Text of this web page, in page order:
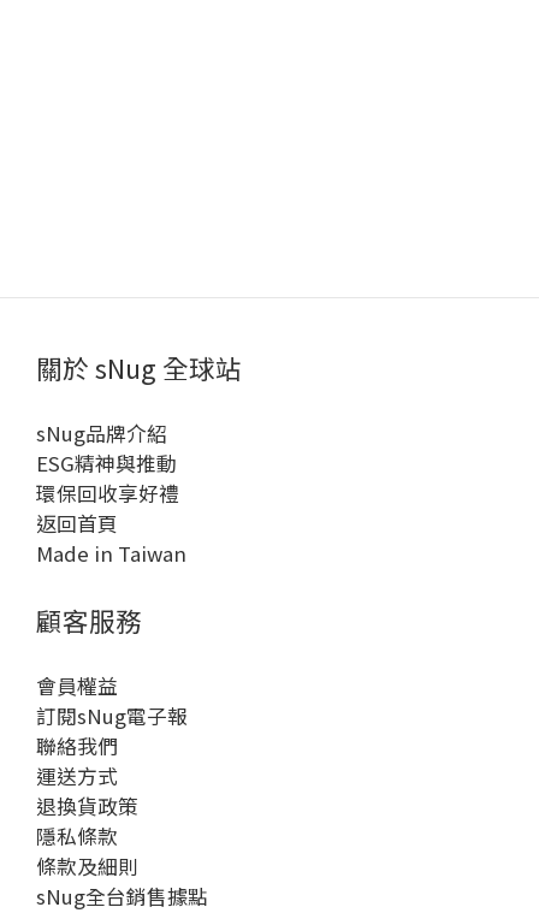
關於 sNug 全球站
sNug品牌介紹
ESG精神與推動
環保回收享好禮
返回首頁
Made in Taiwan
顧客服務
會員權益
訂閱sNug電子報
聯絡我們
運送方式
退換貨政策
隱私條款
條款及細則
sNug全台銷售據點